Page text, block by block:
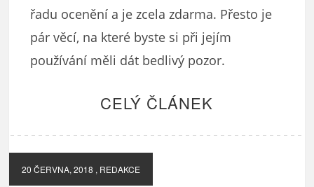
řadu ocenění a je zcela zdarma. Přesto je
pár věcí, na které byste si při jejím
používání měli dát bedlivý pozor.
CELÝ ČLÁNEK
20 ČERVNA, 2018 , REDAKCE